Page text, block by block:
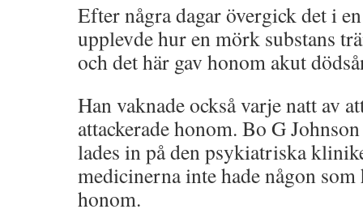
Efter några dagar övergick det i
upplevde hur en mörk substans
och det här gav honom akut
Han vaknade också varje natt av
attackerade honom. Bo G
lades in på den psykiatriska
medicinerna inte hade någon
honom.